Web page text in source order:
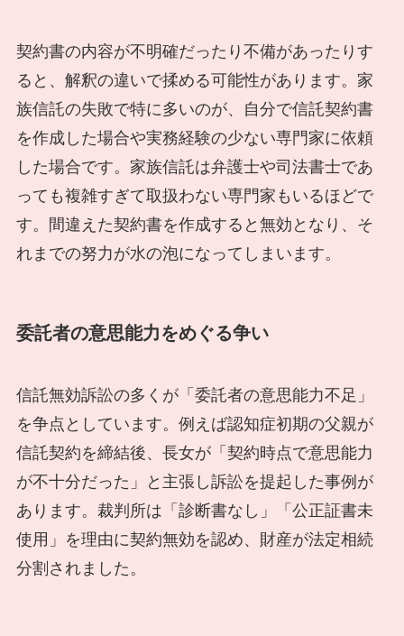
契約書の内容が不明確だったり不備があったりす
ると、解釈の違いで揉める可能性があります。家
族信託の失敗で特に多いのが、自分で信託契約書
を作成した場合や実務経験の少ない専門家に依頼
した場合です。家族信託は弁護士や司法書士であ
っても複雑すぎて取扱わない専門家もいるほどで
す。間違えた契約書を作成すると無効となり、そ
れまでの努力が水の泡になってしまいます。
委託者の意思能力をめぐる争い
信託無効訴訟の多くが「委託者の意思能力不足」
を争点としています。例えば認知症初期の父親が
信託契約を締結後、長女が「契約時点で意思能力
が不十分だった」と主張し訴訟を提起した事例が
あります。裁判所は「診断書なし」「公正証書未
使用」を理由に契約無効を認め、財産が法定相続
分割されました。